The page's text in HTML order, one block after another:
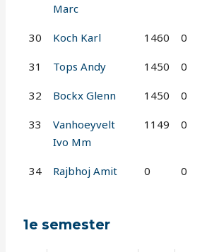
Marc
30 Koch Karl 1460 0
31 Tops Andy 1450 0
32 Bockx Glenn 1450 0
33
Vanhoeyvelt
Ivo Mm
1149 0
34 Rajbhoj Amit 0 0
1e semester